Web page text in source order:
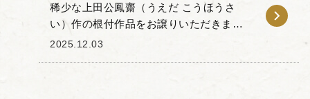
稀少な上田公鳳齋（うえだ こうほうさ
い）作の根付作品をお譲りいただきまし
た。公鳳齋は、明治期に活躍した、大阪
2025.12.03